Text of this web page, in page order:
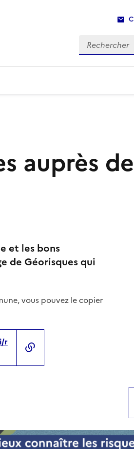
Rechercher
auprès de
et les bons
de Géorisques qui
vous pouvez le copier
r